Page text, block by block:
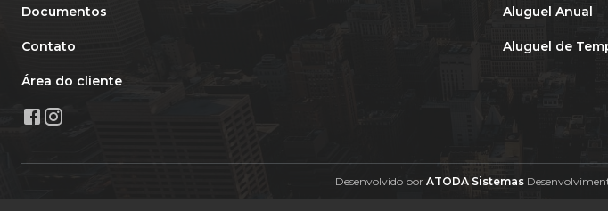
Documentos
Contato
Área do cliente
Aluguel Anual
Aluguel de
Desenvolvido por ATODA Sistemas